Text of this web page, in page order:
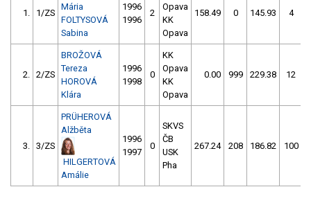
1. 1/ZS
Mária
FOLTYSOVÁ
Sabina
1996
1996
2
Opava
KK
Opava
158.49 0 145.93 4
2. 2/ZS
BROŽOVÁ
Tereza
HOROVÁ
Klára
1996
1998
0
KK
Opava
KK
Opava
0.00 999 229.38 12
3. 3/ZS
PRÜHEROVÁ
Alžběta
HILGERTOVÁ
Amálie
1996
1997
0
SKVS
ČB
USK
Pha
267.24 208 186.82 100